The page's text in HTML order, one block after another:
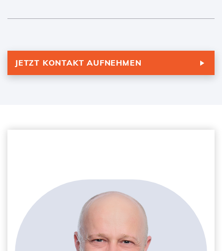
JETZT KONTAKT AUFNEHMEN